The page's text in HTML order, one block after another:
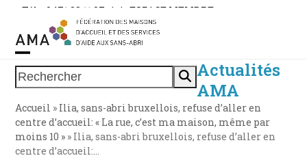
Skip
content
Tél. : 0471 38 11 37 | | ESPACE MEMBRE
Rechercher
Open
mobile
menu
Close
mobile
menu
Actualités
AMA
Accueil » Ilia, sans-abri bruxellois, refuse d’aller en
centre d’accueil: « La rue, c’est ma maison, même par
moins 10 » » Ilia, sans-abri bruxellois, refuse d’aller en
centre d’accueil:…